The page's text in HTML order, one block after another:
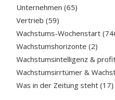
Unternehmen (65)
Vertrieb (59)
Wachstums-Wochenstart
Wachstumshorizonte (2)
Wachstumsintelligenz &
Wachstumsirrtümer &
Was in der Zeitung steht(17)